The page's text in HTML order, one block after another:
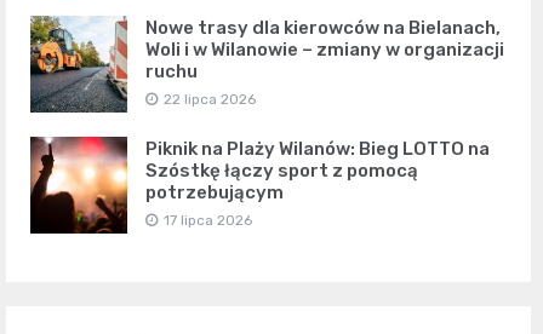
Nowe trasy dla kierowców na Bielanach,
Woli i w Wilanowie – zmiany w organizacji
ruchu
22 lipca 2026
Piknik na Plaży Wilanów: Bieg LOTTO na
Szóstkę łączy sport z pomocą
potrzebującym
17 lipca 2026